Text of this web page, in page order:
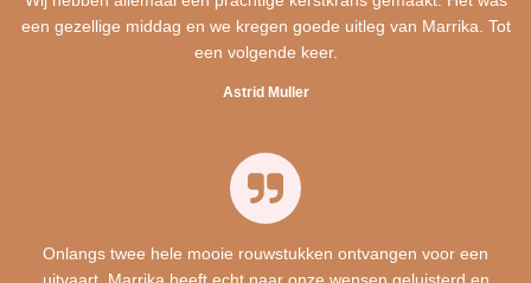
een gezellige middag en we kregen goede uitleg van Marrika. Tot
een volgende keer.
Astrid Muller
Onlangs twee hele mooie rouwstukken ontvangen voor een
uitvaart. Marrika heeft echt naar onze wensen geluisterd en